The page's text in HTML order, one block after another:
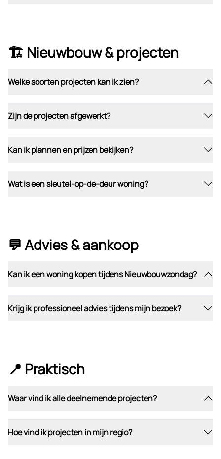
🏗️ Nieuwbouw & projecten
Welke soorten projecten kan ik zien?
Zijn de projecten afgewerkt?
Kan ik plannen en prijzen bekijken?
Wat is een sleutel-op-de-deur woning?
💬 Advies & aankoop
Kan ik een woning kopen tijdens Nieuwbouwzondag?
Krijg ik professioneel advies tijdens mijn bezoek?
📍 Praktisch
Waar vind ik alle deelnemende projecten?
Hoe vind ik projecten in mijn regio?